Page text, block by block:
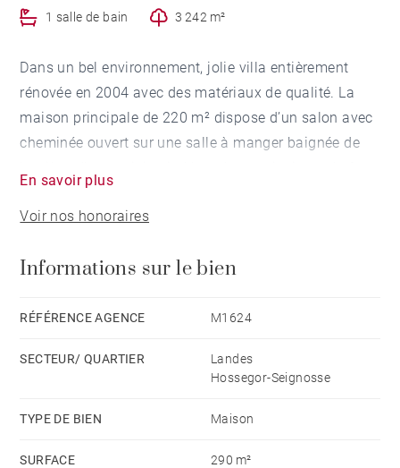
1 salle de bain
3 242 m²
Dans un bel environnement, jolie villa entièrement
rénovée en 2004 avec des matériaux de qualité. La
maison principale de 220 m² dispose d’un salon avec
cheminée ouvert sur une salle à manger baignée de
chambres et 5 salles de bains.
charmant studio indépendant avec chambre et salle
découvrirez un espace piscine avec un pool house
5 mètres, terrain de pétanque, espace barbecue.
En savoir plus
Voir nos honoraires
Informations sur le bien
RÉFÉRENCE AGENCE M1624
SECTEUR/ QUARTIER
Landes
Hossegor-Seignosse
TYPE DE BIEN Maison
SURFACE 290 m²